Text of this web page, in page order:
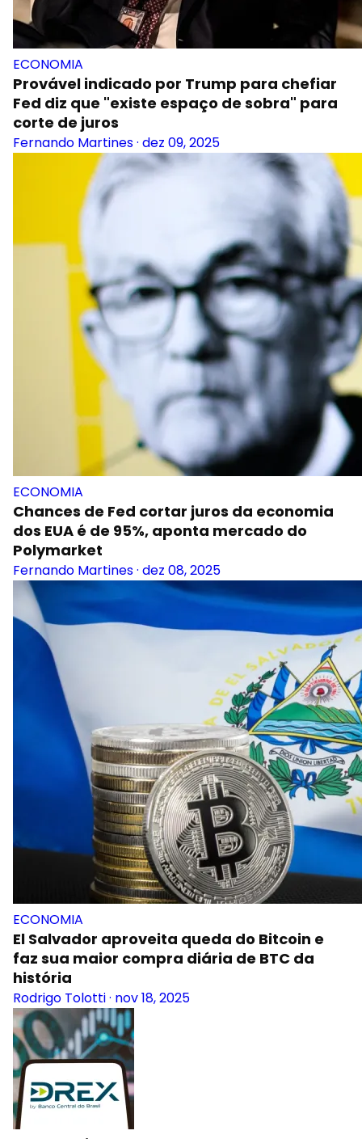
ECONOMIA
Provável indicado por Trump para chefiar
Fed diz que "existe espaço de sobra" para
corte de juros
Fernando Martines· dez 09, 2025
ECONOMIA
Chances de Fed cortar juros da economia
dos EUA é de 95%, aponta mercado do
Polymarket
Fernando Martines· dez 08, 2025
ECONOMIA
El Salvador aproveita queda do Bitcoin e
faz sua maior compra diária de BTC da
história
Rodrigo Tolotti· nov 18, 2025